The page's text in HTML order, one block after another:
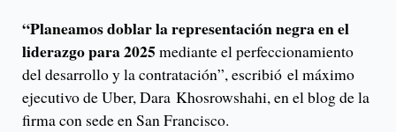
“Planeamos doblar la representación negra en el
liderazgo para 2025mediante el perfeccionamiento
del desarrollo y la contratación”, escribió el máximo
ejecutivo de Uber, Dara Khosrowshahi, en el blog de la
firma con sede en San Francisco.